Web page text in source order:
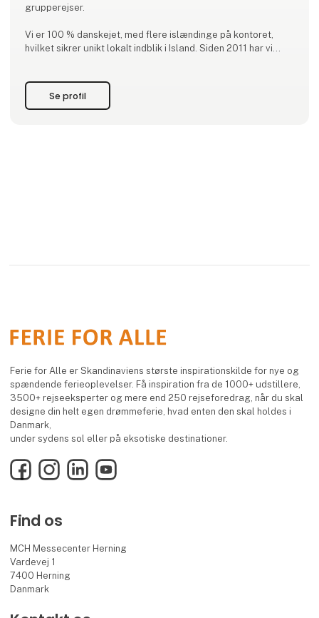
grupperejser.
Vi er 100 % danskejet, med flere islændinge på kontoret,
hvilket sikrer unikt lokalt indblik i Island. Siden 2011 har vi
- Som medlem af
Se profil
Ferie for Alle er Skandinaviens største inspirationskilde for nye og
spændende ferieoplevelser. Få inspiration fra de 1000+ udstillere,
3500+ rejseeksperter og mere end 250 rejseforedrag, når du skal
designe din helt egen drømmeferie, hvad enten den skal holdes i
Danmark,
under sydens sol eller på eksotiske destinationer.
FacebookInstagramLinkedInYouTube
Find os
MCH Messecenter Herning
Vardevej 1
7400 Herning
Danmark